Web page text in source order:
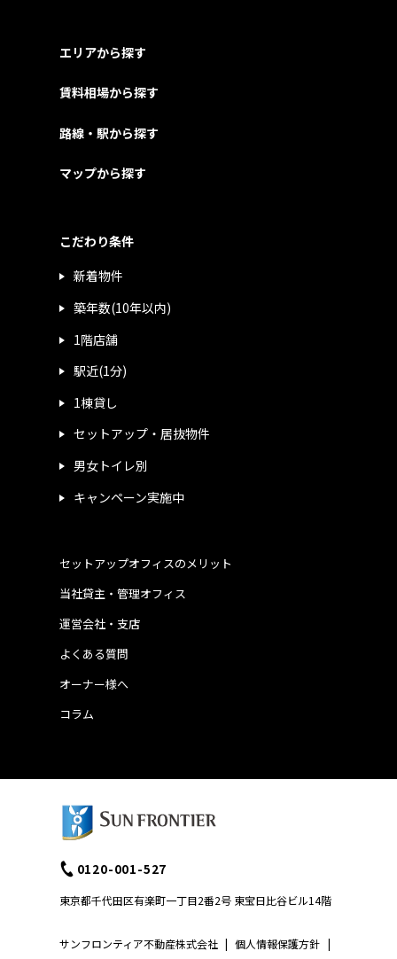
エリアから探す
賃料相場から探す
路線・駅から探す
マップから探す
こだわり条件
新着物件
築年数(10年以内)
1階店舗
駅近(1分)
1棟貸し
セットアップ・居抜物件
男女トイレ別
キャンペーン実施中
運営会社・支店
よくある質問
当社貸主・管理オフィス
オーナー様へ
コラム
セットアップオフィスのメリット
サンフロンティア不動産株式会社 | 個人情報保護方針 |
0120-001-527
東京都千代田区有楽町一丁目2番2号 東宝日比谷ビル14階